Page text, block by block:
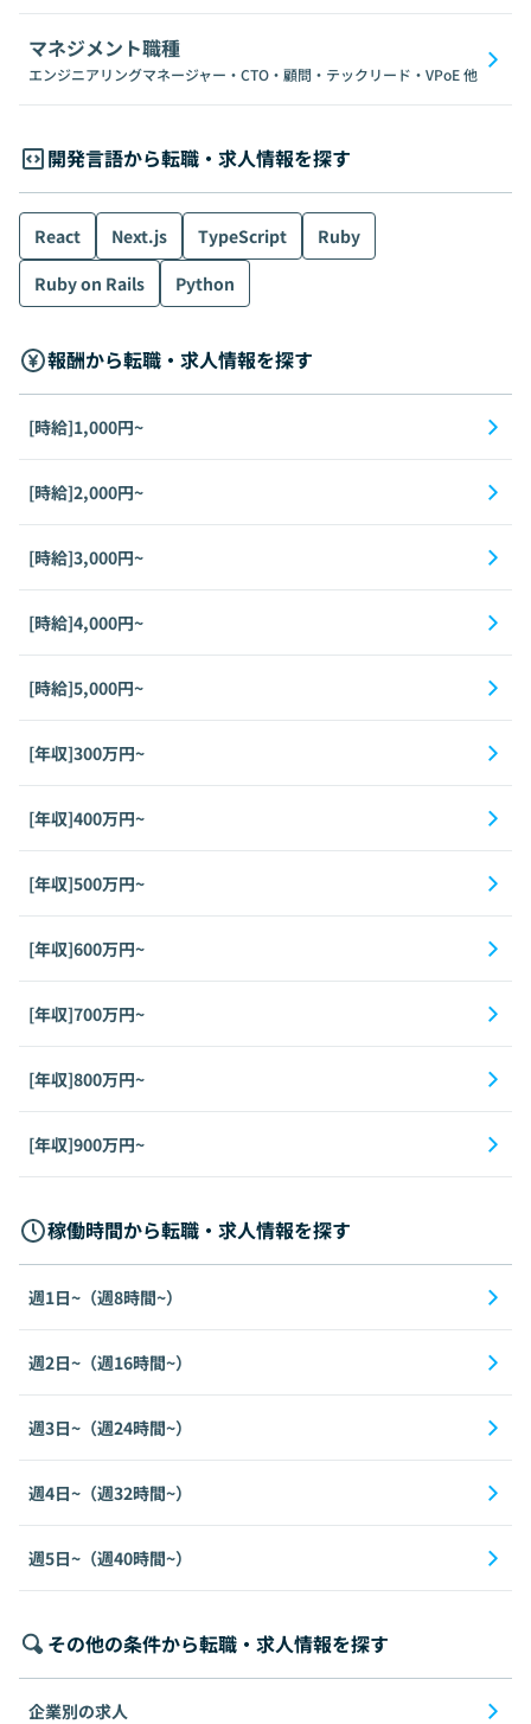
マネジメント職種
エンジニアリングマネージャー・CTO・顧問・テックリード・VPoE他
開発言語から転職・求人情報を探す
React Next.js TypeScript
Ruby
Ruby on Rails
Python
報酬から転職・求人情報を探す
[時給]1,000円~
[時給]2,000円~
[時給]3,000円~
[時給]4,000円~
[時給]5,000円~
[年収]300万円~
[年収]400万円~
[年収]500万円~
[年収]600万円~
[年収]700万円~
[年収]800万円~
[年収]900万円~
稼働時間から転職・求人情報を探す
週1日~（週8時間~）
週2日~（週16時間~）
週3日~（週24時間~）
週4日~（週32時間~）
週5日~（週40時間~）
その他の条件から転職・求人情報を探す
企業別の求人